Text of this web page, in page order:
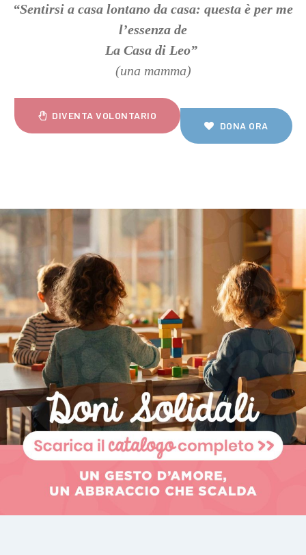
“Sentirsi a casa lontano da casa: questa è per me
l’essenza de
La Casa di Leo”
(una mamma)
DIVENTA VOLONTARIO
DONA ORA